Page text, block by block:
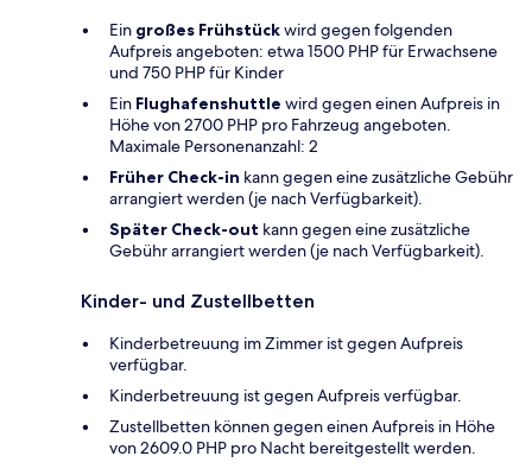
Ein großes Frühstückwird gegen folgenden
Aufpreis angeboten: etwa 1500 PHP für Erwachsene
und 750 PHP für Kinder
Ein Flughafenshuttle wird gegen einen Aufpreis in
Höhe von 2700 PHP pro Fahrzeug angeboten.
Maximale Personenanzahl: 2
Früher Check-in kann gegen eine zusätzliche Gebühr
arrangiert werden (je nach Verfügbarkeit).
Später Check-out kann gegen eine zusätzliche
Gebühr arrangiert werden (je nach Verfügbarkeit).
Kinder- und Zustellbetten
Kinderbetreuung im Zimmer ist gegen Aufpreis
verfügbar.
Kinderbetreuung ist gegen Aufpreis verfügbar.
Zustellbetten können gegen einen Aufpreis in Höhe
von 2609.0 PHP pro Nacht bereitgestellt werden.